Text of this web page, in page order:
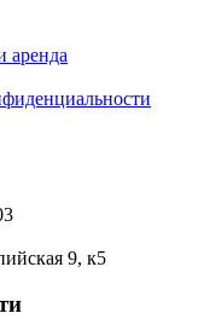
аренда
9, к5